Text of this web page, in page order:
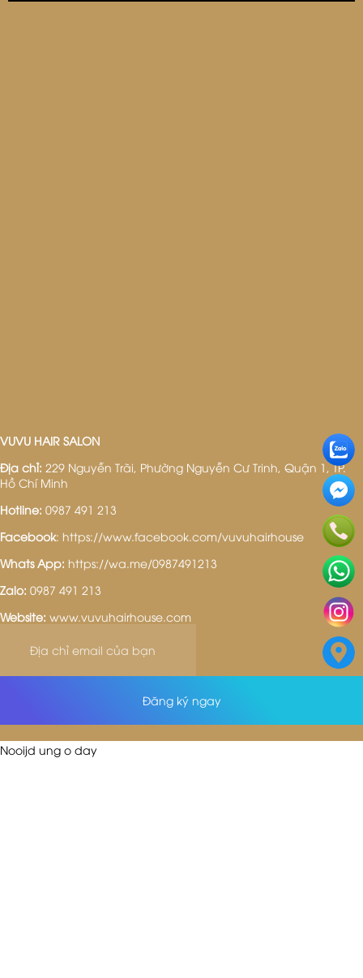
VUVU HAIR SALON
Địa chỉ: 229 Nguyễn Trãi, Phường Nguyễn Cư Trinh, Quận 1, TP.
Hồ Chí Minh
Hotline: 0987 491 213
Facebook: https://www.facebook.com/vuvuhairhouse
Whats App: https://wa.me/0987491213
Zalo: 0987 491 213
Website: www.vuvuhairhouse.com
Đăng ký ngay
Nooijd ung o day